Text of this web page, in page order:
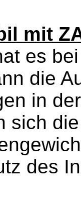
mit
es
die
in
sich
des